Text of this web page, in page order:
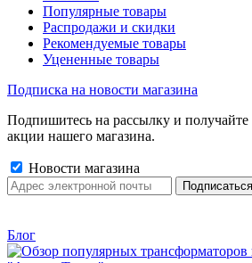
Популярные товары
Распродажи и скидки
Рекомендуемые товары
Уцененные товары
Подписка на новости магазина
Подпишитесь на рассылку и
акции нашего магазина.
Новости магазина
Блог